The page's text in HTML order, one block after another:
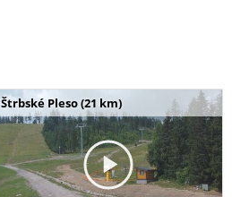
Štrbské Pleso (21 km)